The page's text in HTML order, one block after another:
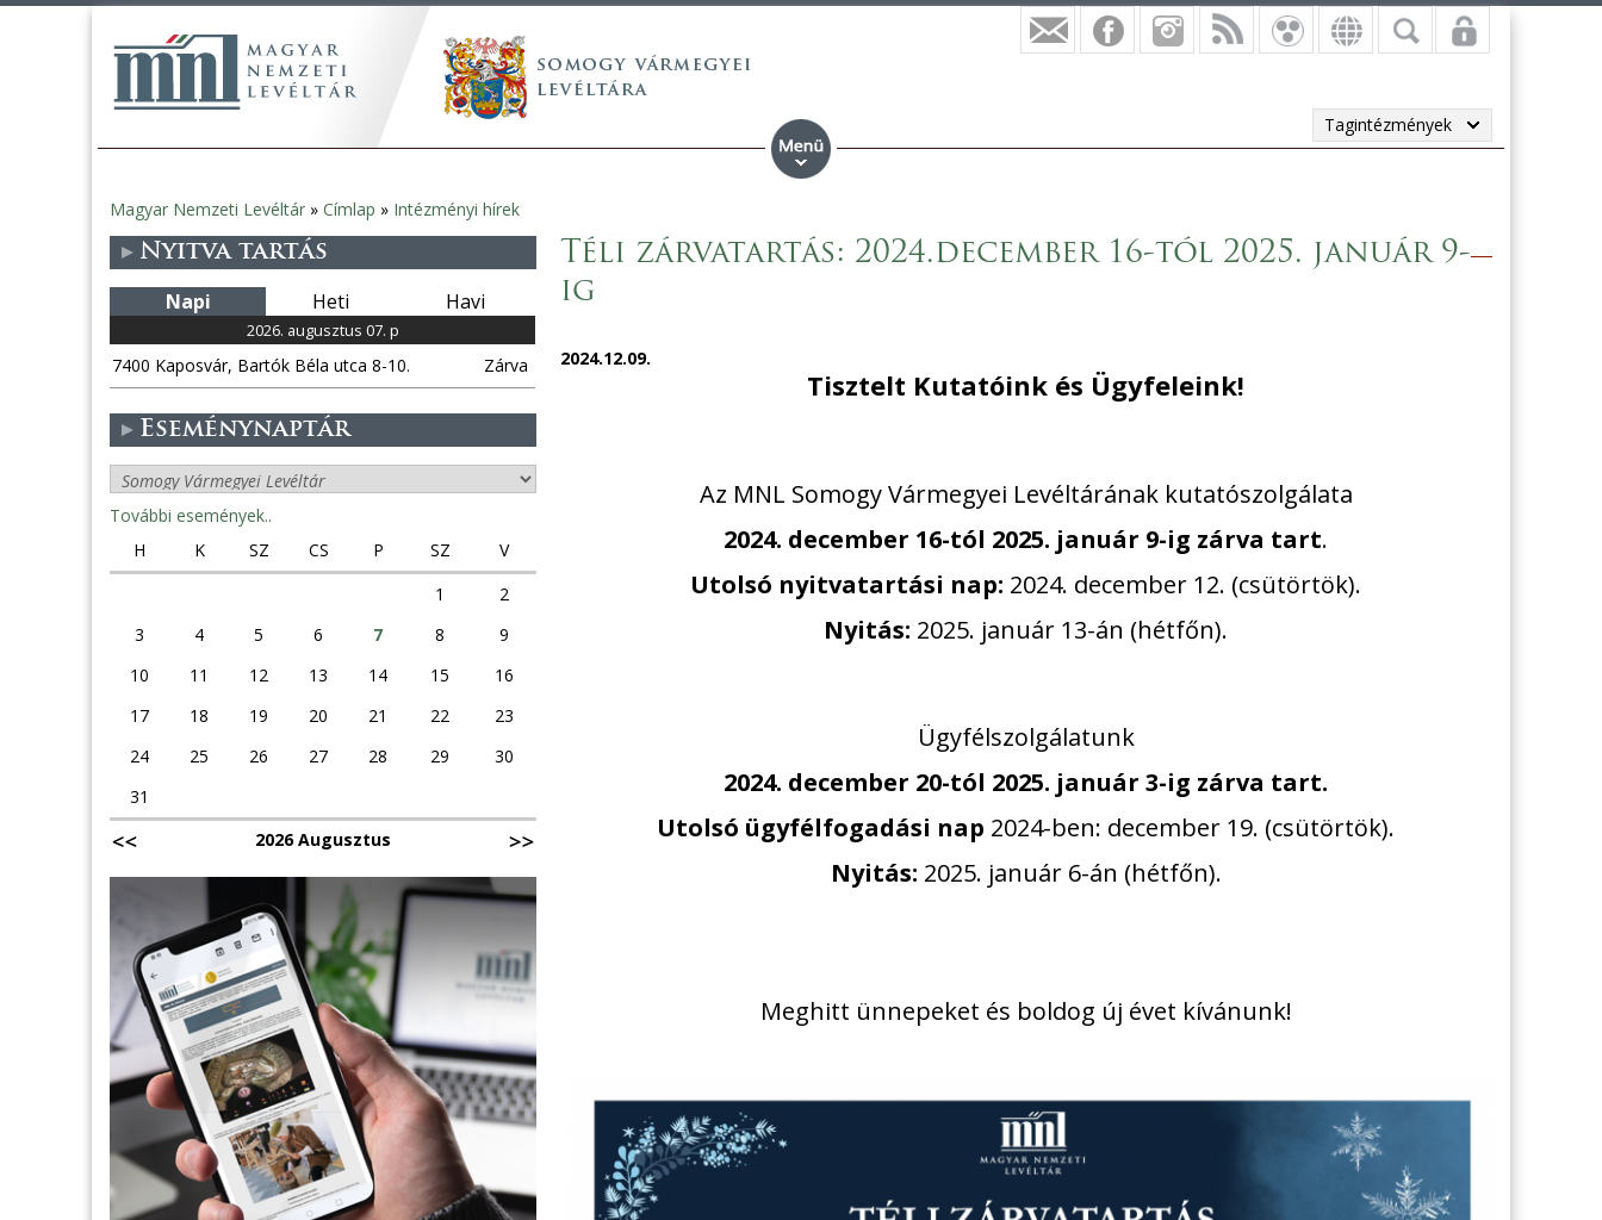
Tagintézmények
Jelenlegi
hely
Magyar Nemzeti Levéltár » Címlap » Intézményi hírek
Téli zárvatartás: 2024.december 16-tól 2025. január 9-
ig
2024.12.09.
Tisztelt Kutatóink és Ügyfeleink!
Az MNL Somogy Vármegyei Levéltárának kutatószolgálata
2024. december 16-tól 2025. január 9-ig zárva tart.
Utolsó nyitvatartási nap: 2024. december 12. (csütörtök).
Nyitás: 2025. január 13-án (hétfőn).
Ügyfélszolgálatunk
2024. december 20-tól 2025. január 3-ig zárva tart.
Utolsó ügyfélfogadási nap 2024-ben: december 19. (csütörtök).
Nyitás: 2025. január 6-án (hétfőn).
Meghitt ünnepeket és boldog új évet kívánunk!
Nyitva tartás
Napi Heti Havi
2026. augusztus 07. p
7400 Kaposvár, Bartók Béla utca 8-10. Zárva
Eseménynaptár
További események..
H
K SZ CS P SZ
V
1
2
3
4 5 6 7 8
9
10
11 12 13 14 15
16
17
18 19 20 21 22
23
24
25 26 27 28 29
30
31
2026 Augusztus